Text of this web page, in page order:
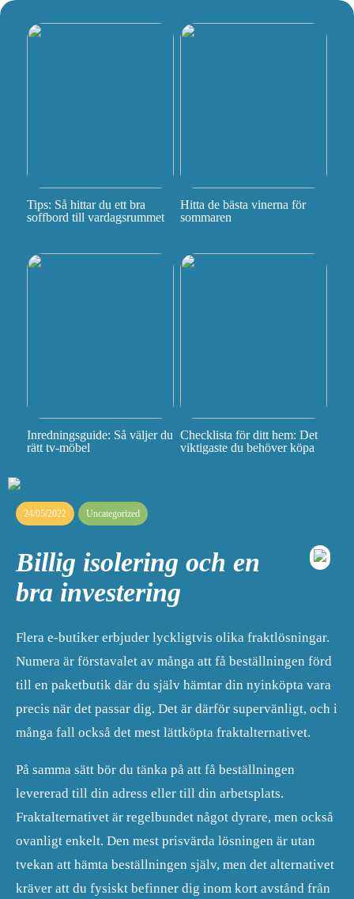
Tips: Så hittar du ett bra
soffbord till vardagsrummet
Hitta de bästa vinerna för
sommaren
Inredningsguide: Så väljer du
rätt tv-möbel
Checklista för ditt hem: Det
viktigaste du behöver köpa
24/05/2022 Uncategorized
Billig isolering och en
bra investering
Flera e-butiker erbjuder lyckligtvis olika fraktlösningar.
Numera är förstavalet av många att få beställningen förd
till en paketbutik där du själv hämtar din nyinköpta vara
precis när det passar dig. Det är därför supervänligt, och i
många fall också det mest lättköpta fraktalternativet.
På samma sätt bör du tänka på att få beställningen
levererad till din adress eller till din arbetsplats.
Fraktalternativet är regelbundet något dyrare, men också
ovanligt enkelt. Den mest prisvärda lösningen är utan
tvekan att hämta beställningen själv, men det alternativet
kräver att du fysiskt befinner dig inom kort avstånd från